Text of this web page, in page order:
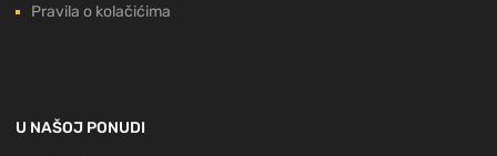
Pravila o kolačićima
U NAŠOJ PONUDI